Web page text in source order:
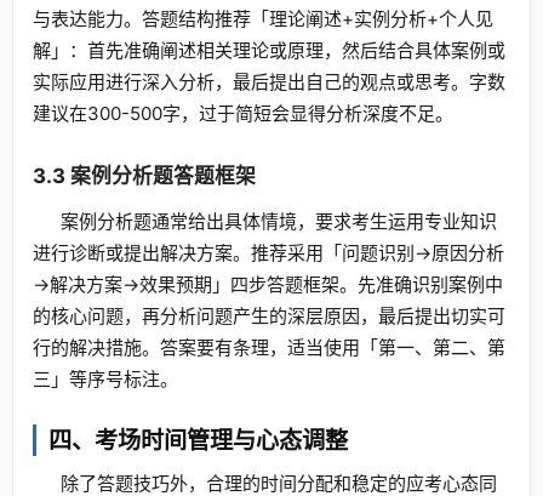
与表达能力。答题结构推荐「理论阐述+实例分析+个人见
解」：首先准确阐述相关理论或原理，然后结合具体案例或
实际应用进行深入分析，最后提出自己的观点或思考。字数
建议在300-500字，过于简短会显得分析深度不足。
3.3 案例分析题答题框架
案例分析题通常给出具体情境，要求考生运用专业知识
进行诊断或提出解决方案。推荐采用「问题识别→原因分析
→解决方案→效果预期」四步答题框架。先准确识别案例中
的核心问题，再分析问题产生的深层原因，最后提出切实可
行的解决措施。答案要有条理，适当使用「第一、第二、第
三」等序号标注。
四、考场时间管理与心态调整
除了答题技巧外，合理的时间分配和稳定的应考心态同